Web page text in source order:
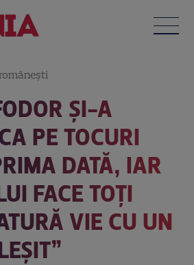
ȘI-A
PE TOCURI
DATĂ, IAR
FACE TOȚI
VIE CU UN